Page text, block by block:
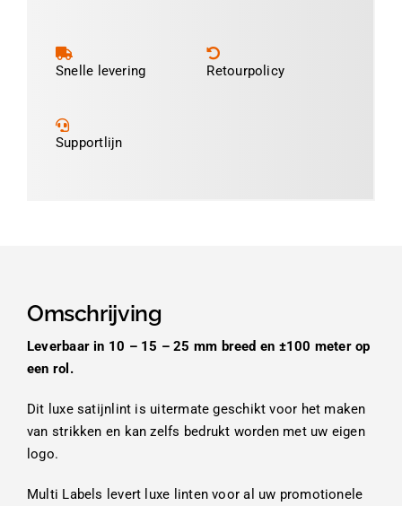
Snelle levering Retourpolicy
Supportlijn
Omschrijving
Leverbaar in 10 – 15 – 25 mm breed en ±100 meter op
een rol.
Dit luxe satijnlint is uitermate geschikt voor het maken
van strikken en kan zelfs bedrukt worden met uw eigen
logo.
Multi Labels levert luxe linten voor al uw promotionele